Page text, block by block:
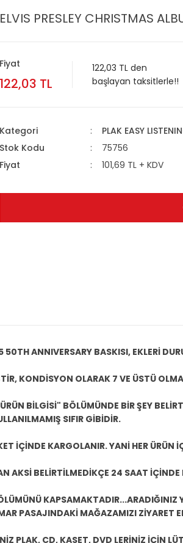
ELVIS PRESLEY CHRISTMAS
Fiyat
122,03 TL
122,03 TL den
başlayan taksitlerle!!
Kategori PLAK EASY
Stok Kodu
75756
Fiyat
101,69 TL + KDV
ANNIVERSARY BASKISI, EKLERİ
KONDİSYON OLARAK 7 VE ÜSTÜ
BİLGİSİ" BÖLÜMÜNDE BİR ŞEY
SIFIR GİBİDİR.
İÇİNDE KARGOLANIR. YANİ HER ÜRÜN
AKSİ BELİRTİLMEDİKÇE 24 SAAT
KAPSAMAKTADIR...ARADIĞINIZ
PASAJINDAKİ MAĞAZAMIZI ZİYARET
PLAK, CD, KASET, DVD LERİNİZ İÇİN